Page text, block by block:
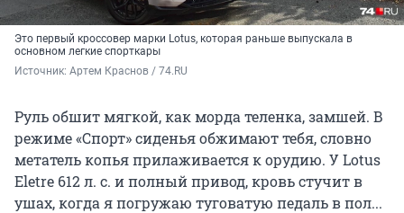
Это первый кроссовер марки Lotus, которая раньше выпускала в
основном легкие спорткары
Источник: Артем Краснов / 74.RU
Руль обшит мягкой, как морда теленка, замшей. В
режиме «Спорт» сиденья обжимают тебя, словно
метатель копья прилаживается к орудию. У Lotus
Eletre 612 л. с. и полный привод, кровь стучит в
ушах, когда я погружаю туговатую педаль в пол...